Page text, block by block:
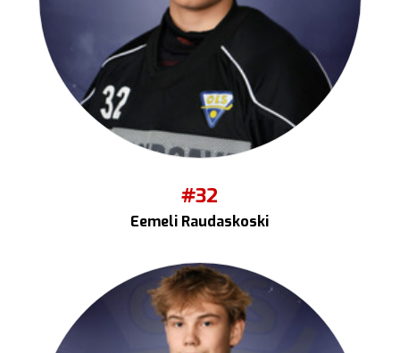
#32
Eemeli Raudaskoski